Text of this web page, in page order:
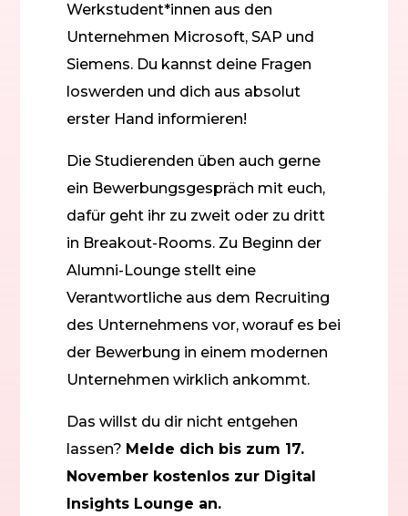
Werkstudent*innen aus den
Unternehmen Microsoft, SAP und
Siemens. Du kannst deine Fragen
loswerden und dich aus absolut
erster Hand informieren!
Die Studierenden üben auch gerne
ein Bewerbungsgespräch mit euch,
dafür geht ihr zu zweit oder zu dritt
in Breakout-Rooms. Zu Beginn der
Alumni-Lounge stellt eine
Verantwortliche aus dem Recruiting
des Unternehmens vor, worauf es bei
der Bewerbung in einem modernen
Unternehmen wirklich ankommt.
Das willst du dir nicht entgehen
lassen? Melde dich bis zum 17.
November kostenlos zur Digital
Insights Lounge an.